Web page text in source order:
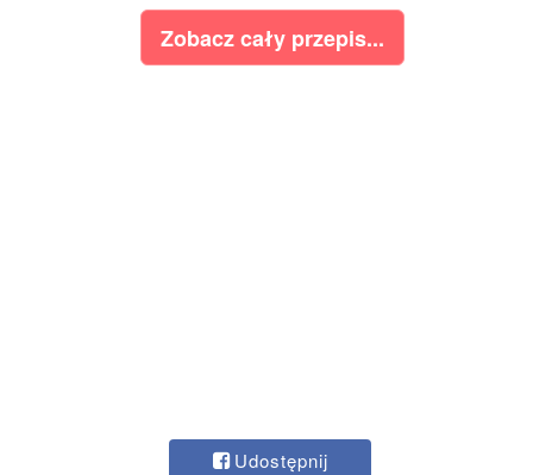
Zobacz cały przepis...
Udostępnij